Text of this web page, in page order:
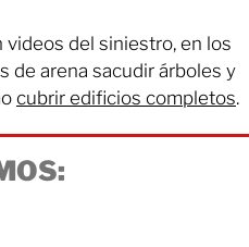
videos del siniestro, en los
de arena sacudir árboles y
cubrir edificios completos.